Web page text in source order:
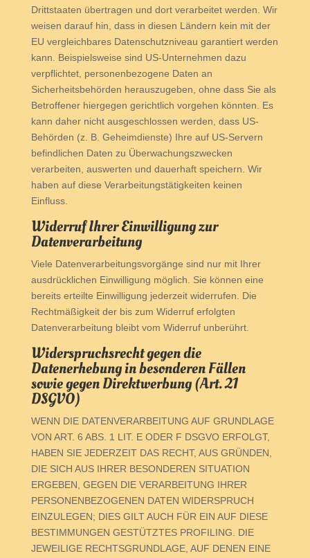
Drittstaaten übertragen und dort verarbeitet werden. Wir
weisen darauf hin, dass in diesen Ländern kein mit der
EU vergleichbares Datenschutzniveau garantiert werden
kann. Beispielsweise sind US-Unternehmen dazu
verpflichtet, personenbezogene Daten an
Sicherheitsbehörden herauszugeben, ohne dass Sie als
Betroffener hiergegen gerichtlich vorgehen könnten. Es
kann daher nicht ausgeschlossen werden, dass US-
Behörden (z. B. Geheimdienste) Ihre auf US-Servern
befindlichen Daten zu Überwachungszwecken
verarbeiten, auswerten und dauerhaft speichern. Wir
haben auf diese Verarbeitungstätigkeiten keinen
Einfluss.
Widerruf Ihrer Einwilligung zur
Datenverarbeitung
Viele Datenverarbeitungsvorgänge sind nur mit Ihrer
ausdrücklichen Einwilligung möglich. Sie können eine
bereits erteilte Einwilligung jederzeit widerrufen. Die
Rechtmäßigkeit der bis zum Widerruf erfolgten
Datenverarbeitung bleibt vom Widerruf unberührt.
Widerspruchsrecht gegen die
Datenerhebung in besonderen Fällen
sowie gegen Direktwerbung (Art. 21
DSGVO)
WENN DIE DATENVERARBEITUNG AUF GRUNDLAGE
VON ART. 6 ABS. 1 LIT. E ODER F DSGVO ERFOLGT,
HABEN SIE JEDERZEIT DAS RECHT, AUS GRÜNDEN,
DIE SICH AUS IHRER BESONDEREN SITUATION
ERGEBEN, GEGEN DIE VERARBEITUNG IHRER
PERSONENBEZOGENEN DATEN WIDERSPRUCH
EINZULEGEN; DIES GILT AUCH FÜR EIN AUF DIESE
BESTIMMUNGEN GESTÜTZTES PROFILING. DIE
JEWEILIGE RECHTSGRUNDLAGE, AUF DENEN EINE